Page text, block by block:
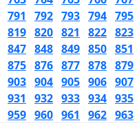
791 792 793 794 795
819 820 821 822 823
847 848 849 850 851
875 876 877 878 879
903 904 905 906 907
931 932 933 934 935
959 960 961 962 963